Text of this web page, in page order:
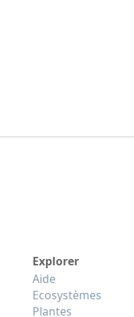
Explorer
Aide
Ecosystèmes
Plantes